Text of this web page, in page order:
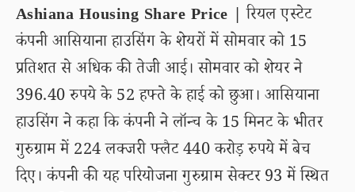
Ashiana Housing Share Price | रियल एस्टेट
कंपनी आसियाना हाउसिंग के शेयरों में सोमवार को 15
प्रतिशत से अधिक की तेजी आई। सोमवार को शेयर ने
396.40 रुपये के 52 हफ्ते के हाई को छुआ। आसियाना
हाउसिंग ने कहा कि कंपनी ने लॉन्च के 15 मिनट के भीतर
गुरुग्राम में 224 लक्जरी फ्लैट 440 करोड़ रुपये में बेच
दिए। कंपनी की यह परियोजना गुरुग्राम सेक्टर 93 में स्थित